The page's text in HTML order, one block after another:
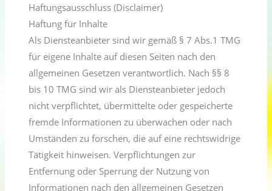
Haftungsausschluss (Disclaimer)
Haftung für Inhalte
Als Diensteanbieter sind wir gemäß § 7 Abs.1 TMG
für eigene Inhalte auf diesen Seiten nach den
allgemeinen Gesetzen verantwortlich. Nach §§ 8
bis 10 TMG sind wir als Diensteanbieter jedoch
nicht verpflichtet, übermittelte oder gespeicherte
fremde Informationen zu überwachen oder nach
Umständen zu forschen, die auf eine rechtswidrige
Tätigkeit hinweisen. Verpflichtungen zur
Entfernung oder Sperrung der Nutzung von
Informationen nach den allgemeinen Gesetzen